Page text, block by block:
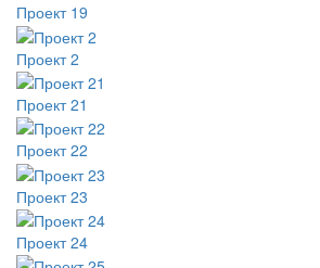
Проект 19
Проект 2
Проект 21
Проект 22
Проект 23
Проект 24